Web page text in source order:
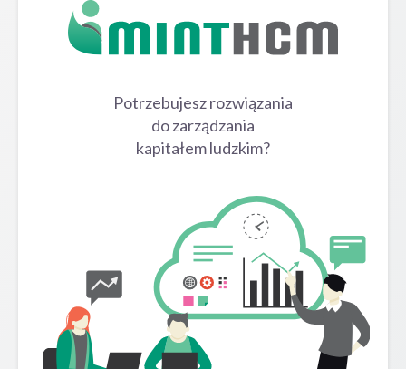
Potrzebujesz rozwiązania
do zarządzania
kapitałem ludzkim?